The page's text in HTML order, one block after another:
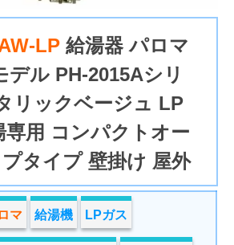
LP給湯器 パロマ
デル PH-2015Aシリ
リックベージュ LP
専用 コンパクトオー
プタイプ 壁掛け 屋外
マ 給湯機 LPガス